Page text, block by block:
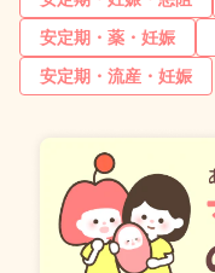
安定期・薬・妊娠
安定期・流産・妊娠